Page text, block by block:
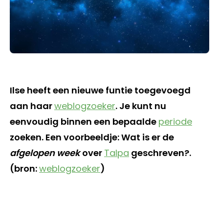
Ilse heeft een nieuwe funtie toegevoegd
aan haarweblogzoeker. Je kunt nu
eenvoudig binnen een bepaalde periode
zoeken. Een voorbeeldje: Wat is er de
afgelopen weekover Talpa geschreven?.
(bron:weblogzoeker)